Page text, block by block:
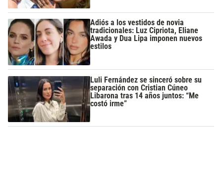
Adiós a los vestidos de novia
tradicionales: Luz Cipriota, Eliane
Awada y Dua Lipa imponen nuevos
estilos
Luli Fernández se sinceró sobre su
separación con Cristian Cúneo
Libarona tras 14 años juntos: “Me
costó irme”